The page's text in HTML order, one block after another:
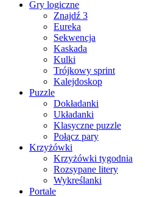
Gry logiczne
Znajdź 3
Eureka
Sekwencja
Kaskada
Kulki
Trójkowy sprint
Kalejdoskop
Puzzle
Dokładanki
Układanki
Klasyczne puzzle
Połącz pary
Krzyżówki
Krzyżówki tygodnia
Rozsypane litery
Wykreślanki
Portale